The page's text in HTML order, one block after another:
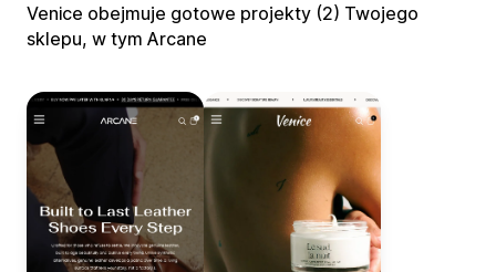
Venice obejmuje gotowe projekty (2) Twojego
sklepu, w tym Arcane